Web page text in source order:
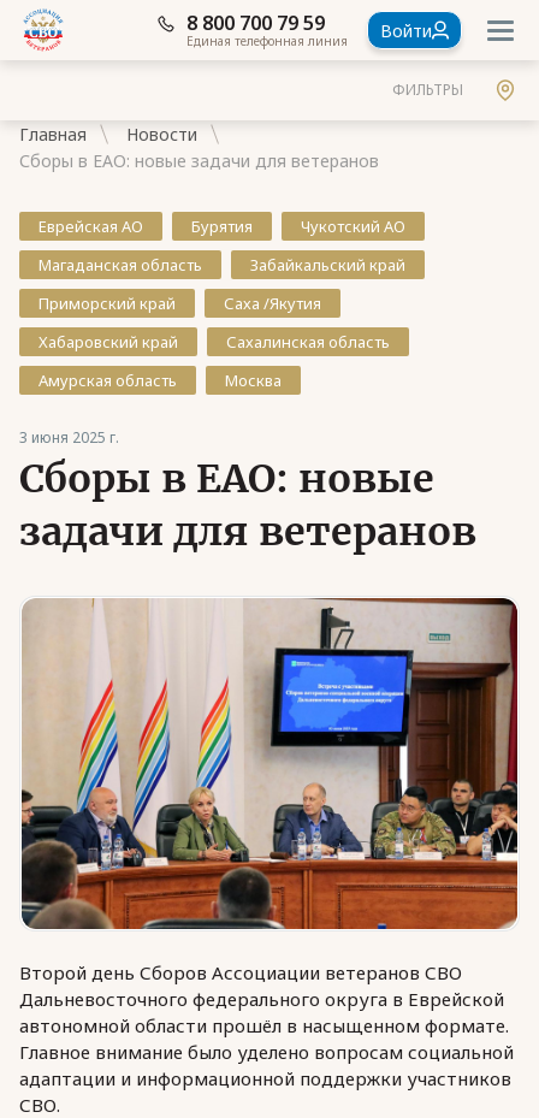
8 800 700 79 59
Единая телефонная линия Войти
ФИЛЬТРЫ
Главная
Новости
Сборы в ЕАО: новые задачи для ветеранов
Еврейская АО Бурятия
Чукотский АО
Магаданская область
Забайкальский край
Приморский край
Саха /Якутия
Хабаровский край
Сахалинская область
Амурская область
Москва
3 июня 2025 г.
Сборы в ЕАО: новые
задачи для ветеранов
Второй день Сборов Ассоциации ветеранов СВО
Дальневосточного федерального округа в Еврейской
автономной области прошёл в насыщенном формате.
Главное внимание было уделено вопросам социальной
адаптации и информационной поддержки участников
СВО.
Документы
Контакты
Стать членом Ассоциации ветеранов СВО
Частые вопросы
Юридическая помощь
Региональные меры поддержки